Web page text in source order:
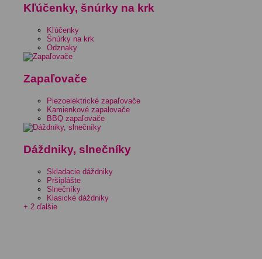
Kľúčenky, šnúrky na krk
Kľúčenky
Šnúrky na krk
Odznaky
Zapaľovače
Piezoelektrické zapaľovače
Kamienkové zapalovače
BBQ zapaľovače
Dáždniky, slnečníky
Skladacie dáždniky
Pršiplášte
Slnečníky
Klasické dáždniky
+ 2 ďalšie